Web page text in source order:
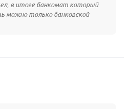
в итоге банкомат который
можно только банковской